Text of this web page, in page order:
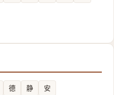
德 静 安